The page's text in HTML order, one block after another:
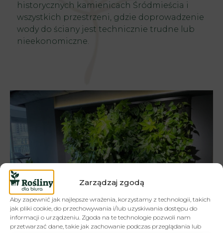
Zarządzaj zgodą
Aby zapewnić jak najlepsze wrażenia, korzystamy z technologii, takich
jak pliki cookie, do przechowywania i/lub uzyskiwania dostępu do
informacji o urządzeniu. Zgoda na te technologie pozwoli nam
przetwarzać dane, takie jak zachowanie podczas przeglądania lub
historycznych kamienicach Śródmieścia i
wszystkich przestrzeni, gdzie doprowadzenie
wody do ściany jest technicznie trudne lub
nieekonomiczne.